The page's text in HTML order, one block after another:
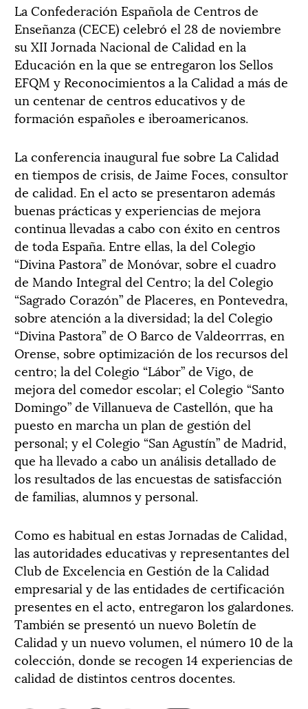
La Confederación Española de Centros de
Enseñanza (CECE) celebró el 28 de noviembre
su XII Jornada Nacional de Calidad en la
Educación en la que se entregaron los Sellos
EFQM y Reconocimientos a la Calidad a más de
un centenar de centros educativos y de
formación españoles e iberoamericanos.
La conferencia inaugural fue sobre La Calidad
en tiempos de crisis, de Jaime Foces, consultor
de calidad. En el acto se presentaron además
buenas prácticas y experiencias de mejora
continua llevadas a cabo con éxito en centros
de toda España. Entre ellas, la del Colegio
“Divina Pastora” de Monóvar, sobre el cuadro
de Mando Integral del Centro; la del Colegio
“Sagrado Corazón” de Placeres, en Pontevedra,
sobre atención a la diversidad; la del Colegio
“Divina Pastora” de O Barco de Valdeorrras, en
Orense, sobre optimización de los recursos del
centro; la del Colegio “Lábor” de Vigo, de
mejora del comedor escolar; el Colegio “Santo
Domingo” de Villanueva de Castellón, que ha
puesto en marcha un plan de gestión del
personal; y el Colegio “San Agustín” de Madrid,
que ha llevado a cabo un análisis detallado de
los resultados de las encuestas de satisfacción
de familias, alumnos y personal.
Como es habitual en estas Jornadas de Calidad,
las autoridades educativas y representantes del
Club de Excelencia en Gestión de la Calidad
empresarial y de las entidades de certificación
presentes en el acto, entregaron los galardones.
También se presentó un nuevo Boletín de
Calidad y un nuevo volumen, el número 10 de la
colección, donde se recogen 14 experiencias de
calidad de distintos centros docentes.